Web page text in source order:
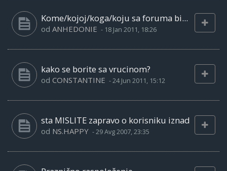
Kome/kojoj/koga/koju sa foruma bi...
od ANHEDONIE - 18 Jan 2011, 18:26
kako se borite sa vrucinom?
od CONSTANTINE -24 Jun 2011, 15:12
sta MISLITE zapravo o korisniku iznad
od NS.HAPPY -29 Avg 2007, 23:35